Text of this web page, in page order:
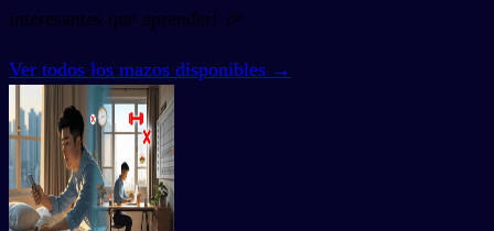
interesantes que aprender! 🎉
Ver todos los mazos disponibles →